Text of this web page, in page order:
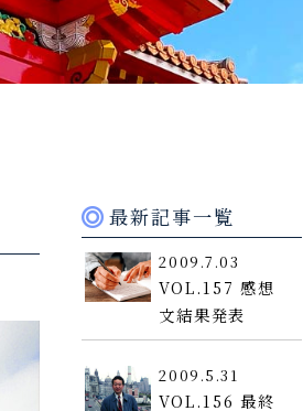
最新記事一覧
2009.7.03
VOL.157 感想
文結果発表
2009.5.31
VOL.156 最終